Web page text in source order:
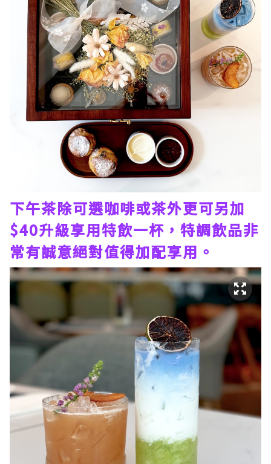
下午茶除可選咖啡或茶外更可另加
$40升級享用特飲一杯，特調飲品非
常有誠意絕對值得加配享用。